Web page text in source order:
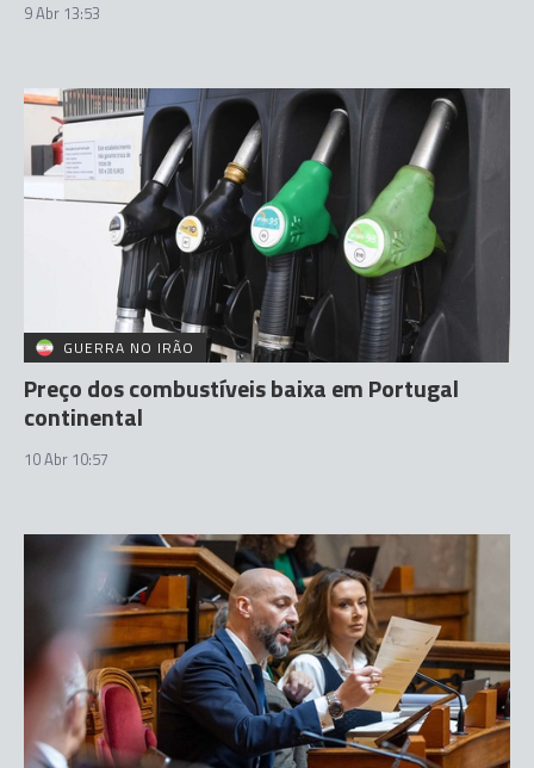
9 Abr 13:53
GUERRA NO IRÃO
Preço dos combustíveis baixa em Portugal
continental
10 Abr 10:57